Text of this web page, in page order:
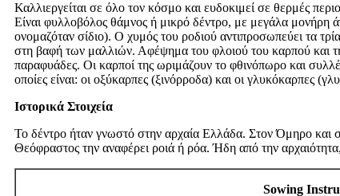
Καλλιεργείται σε όλο τον κόσμο και ευδοκιμεί σε θερμές
Είναι φυλλοβόλος θάμνος ή μικρό δέντρο, με μεγάλα μονήρη
ονομαζόταν σίδιο). Ο χυμός του ροδιού αντιπροσωπεύει τα
στη βαφή των μαλλιών. Αφέψημα του φλοιού του καρπού και της
παραφυάδες. Οι καρποί της ωριμάζουν το φθινόπωρο και
οποίες είναι: οι οξύκαρπες (ξινόρροδα) και οι γλυκόκαρπες
Ιστορικά Στοιχεία
Το δέντρο ήταν γνωστό στην αρχαία Ελλάδα. Στον Όμηρο και
Θεόφραστος την αναφέρει ροιά ή ρόα. Ήδη από την
Sowing